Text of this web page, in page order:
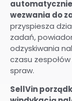
wezwania do
przyspiesza
zadań,
odzyskiwania
czasu
spraw.
SellVin